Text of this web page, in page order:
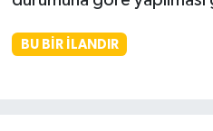
BU BIR İLANDIR